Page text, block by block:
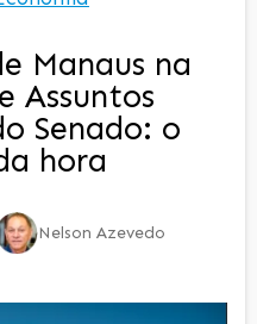
Manaus na
Assuntos
Senado: o
hora
Nelson Azevedo